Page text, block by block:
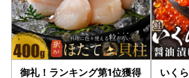
御礼！ランキング第1位獲得
いく